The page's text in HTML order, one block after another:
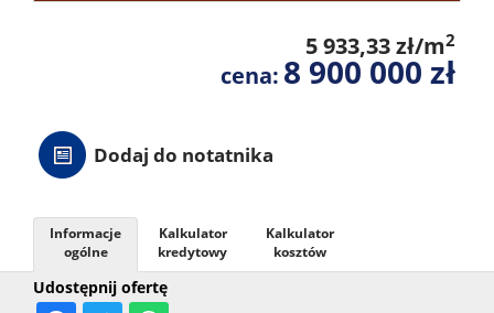
5 933,33 zł/m2
cena: 8 900 000 zł
Dodaj do notatnika
Udostępnij ofertę
Informacje
ogólne
Kalkulator
kredytowy
Kalkulator
kosztów